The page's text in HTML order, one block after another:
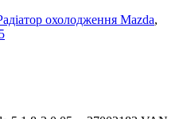
охолодження Mazda,